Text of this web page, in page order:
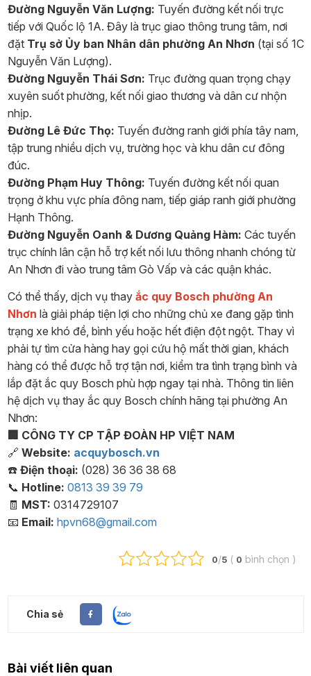
Đường Nguyễn Văn Lượng: Tuyến đường kết nối trực
tiếp với Quốc lộ 1A. Đây là trục giao thông trung tâm, nơi
đặt Trụ sở Ủy ban Nhân dân phường An Nhơn (tại số 1C
Nguyễn Văn Lượng).
Đường Nguyễn Thái Sơn: Trục đường quan trọng chạy
xuyên suốt phường, kết nối giao thương và dân cư nhộn
nhịp.
Đường Lê Đức Thọ: Tuyến đường ranh giới phía tây nam,
tập trung nhiều dịch vụ, trường học và khu dân cư đông
đúc.
Đường Phạm Huy Thông: Tuyến đường kết nối quan
trọng ở khu vực phía đông nam, tiếp giáp ranh giới phường
Hạnh Thông.
Đường Nguyễn Oanh & Dương Quảng Hàm: Các tuyến
trục chính lân cận hỗ trợ kết nối lưu thông nhanh chóng từ
An Nhơn đi vào trung tâm Gò Vấp và các quận khác.
Có thể thấy, dịch vụ thay ắc quy Bosch phường An
Nhơn là giải pháp tiện lợi cho những chủ xe đang gặp tình
trạng xe khó đề, bình yếu hoặc hết điện đột ngột. Thay vì
phải tự tìm cửa hàng hay gọi cứu hộ mất thời gian, khách
hàng có thể được hỗ trợ tận nơi, kiểm tra tình trạng bình và
lắp đặt ắc quy Bosch phù hợp ngay tại nhà. Thông tin liên
hệ dịch vụ thay ắc quy Bosch chính hãng tại phường An
Nhơn:
🏢 CÔNG TY CP TẬP ĐOÀN HP VIỆT NAM
🔗 Website: acquybosch.vn
☎️ Điện thoại: (028) 36 36 38 68
📞 Hotline: 0813 39 39 79
🧾 MST: 0314729107
📧 Email: hpvn68@gmail.com
0/5 ( 0 bình chọn )
Chia sẻ
Bài viết liên quan